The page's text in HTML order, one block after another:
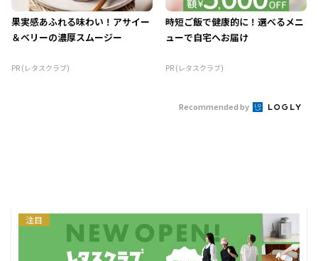
果実感あふれる味わい！アサイー
＆ベリーの濃厚スムージー
PR (レタスクラブ)
時短ご飯で健康的に！選べるメニ
ューで自宅へお届け
PR (レタスクラブ)
Recommended by
注目